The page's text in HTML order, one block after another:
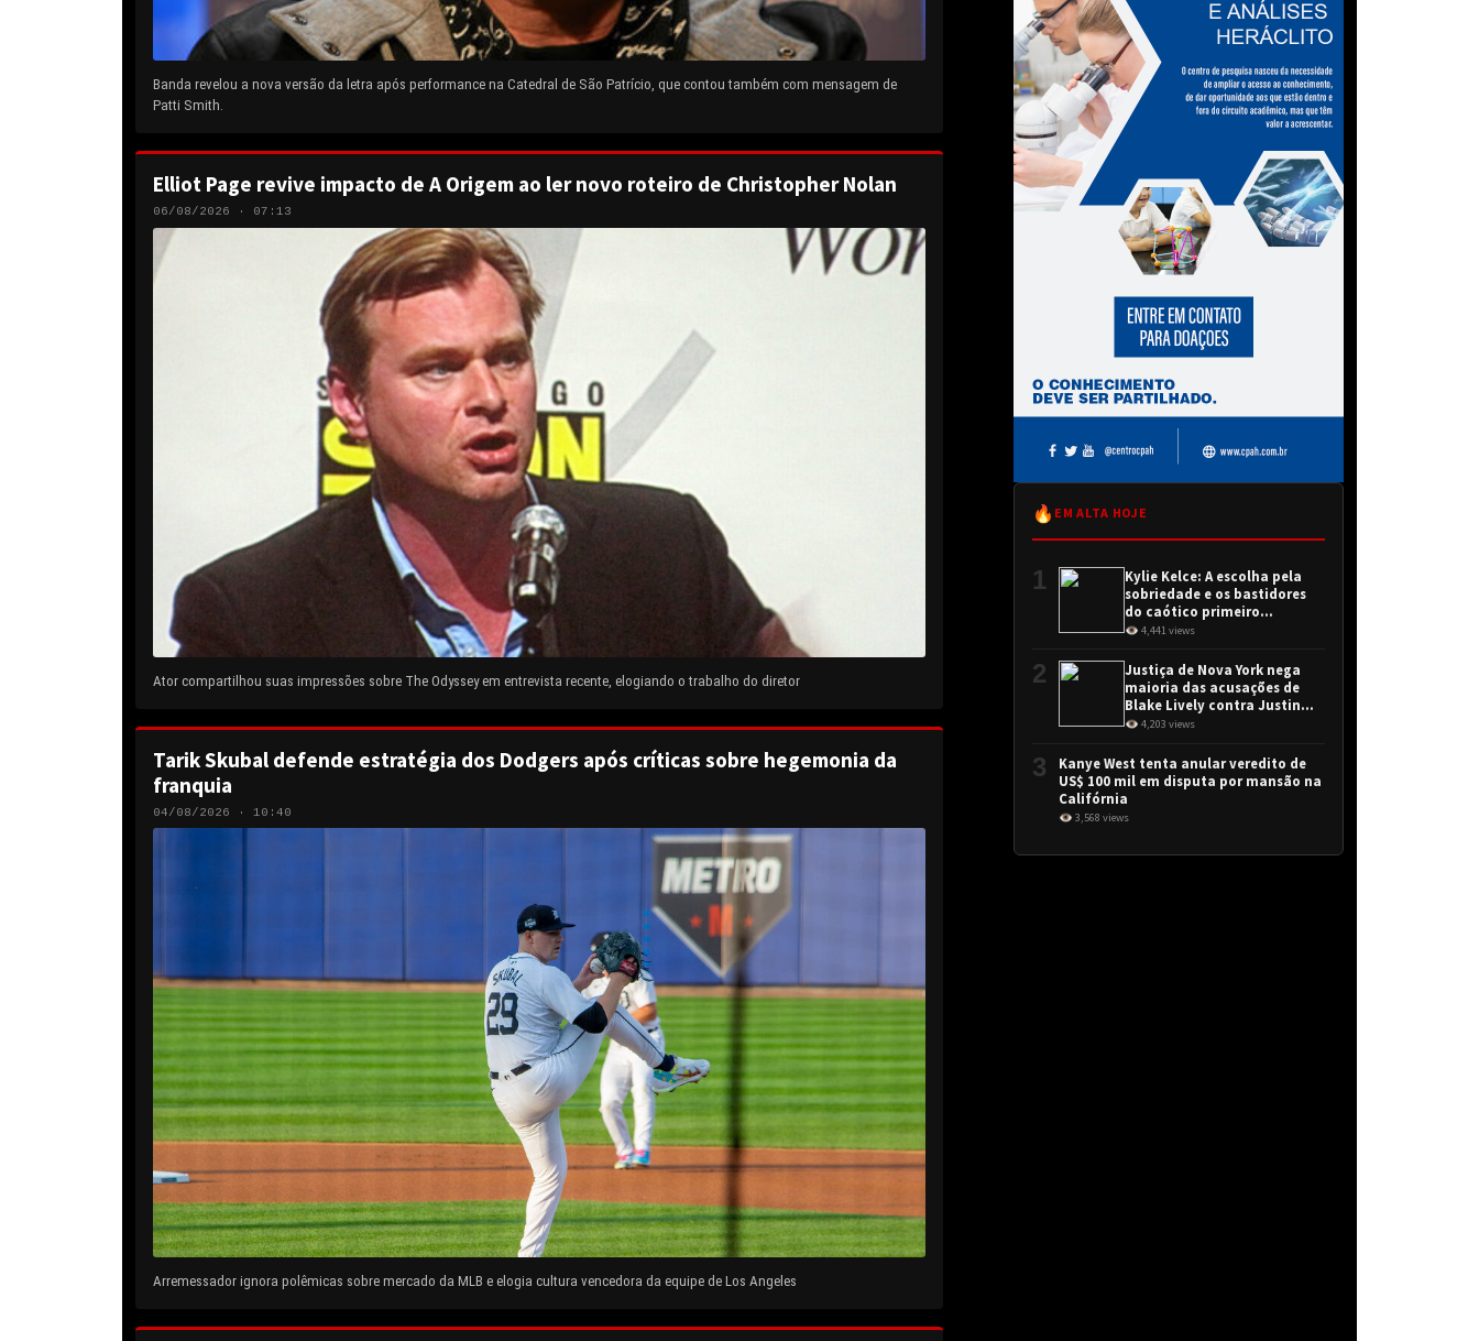
Banda revelou a nova versão da letra após performance na Catedral de São Patrício, que contou também com mensagem de
Patti Smith.
Elliot Page revive impacto de A Origem ao ler novo roteiro de Christopher Nolan
06/08/2026 · 07:13
Ator compartilhou suas impressões sobre The Odyssey em entrevista recente, elogiando o trabalho do diretor
Tarik Skubal defende estratégia dos Dodgers após críticas sobre hegemonia da
franquia
04/08/2026 · 10:40
Arremessador ignora polêmicas sobre mercado da MLB e elogia cultura vencedora da equipe de Los Angeles
🔥 EM ALTA HOJE
1
Kylie Kelce: A escolha pela
sobriedade e os bastidores
do caótico primeiro
encontro
👁 4,441 views
2
Justiça de Nova York nega
maioria das acusações de
Blake Lively contra Justin
Baldoni
👁 4,203 views
3
Kanye West tenta anular veredito de
US$ 100 mil em disputa por mansão na
Califórnia
👁 3,568 views